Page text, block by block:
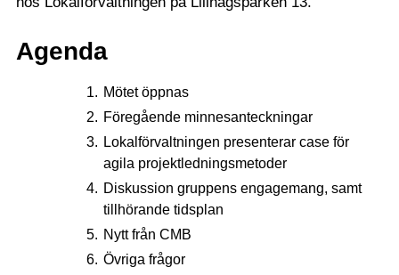
Agenda
Mötet öppnas
Föregående minnesanteckningar
Lokalförvaltningen presenterar case för
agila projektledningsmetoder
Diskussion gruppens engagemang, samt
tillhörande tidsplan
Nytt från CMB
Övriga frågor